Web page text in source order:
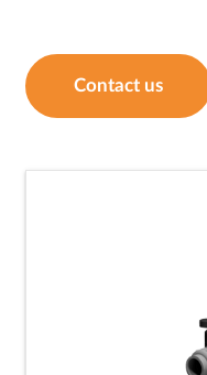
Contact us